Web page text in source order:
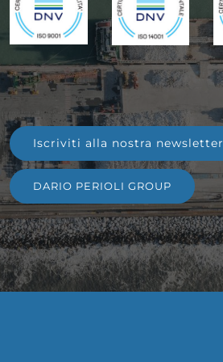
Iscriviti alla nostra newsletter
DARIO PERIOLI GROUP